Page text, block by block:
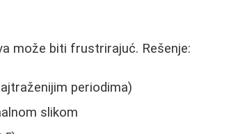
može biti frustrirajuć. Rešenje:
periodima)
slikom